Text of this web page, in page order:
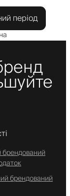
період
брендований
брендований